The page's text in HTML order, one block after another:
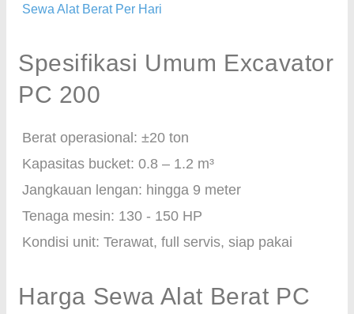
Sewa Alat Berat Per Hari
Spesifikasi Umum Excavator
PC 200
Berat operasional: ±20 ton
Kapasitas bucket: 0.8 – 1.2 m³
Jangkauan lengan: hingga 9 meter
Tenaga mesin: 130 - 150 HP
Kondisi unit: Terawat, full servis, siap pakai
Harga Sewa Alat Berat PC